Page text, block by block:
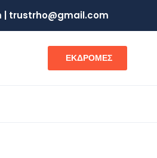
| trustrho@gmail.com
ΕΚΔΡΟΜΕΣ